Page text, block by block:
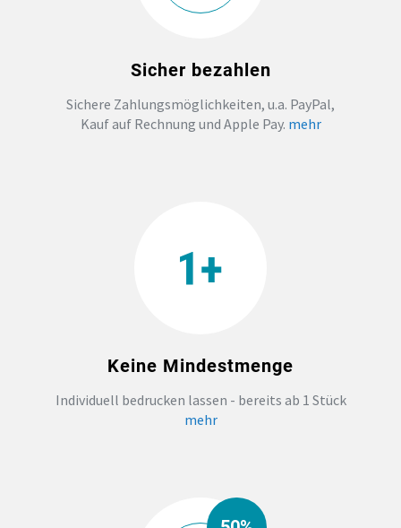
PRINT ON DEMAND
SOCKEN PERSONALISIEREN
FOTOTASSEN UND MEHR
Sicher bezahlen
Sichere Zahlungsmöglichkeiten, u.a. PayPal,
Kauf auf Rechnung und Apple Pay. mehr
Keine Mindestmenge
Individuell bedrucken lassen - bereits ab 1 Stück
mehr